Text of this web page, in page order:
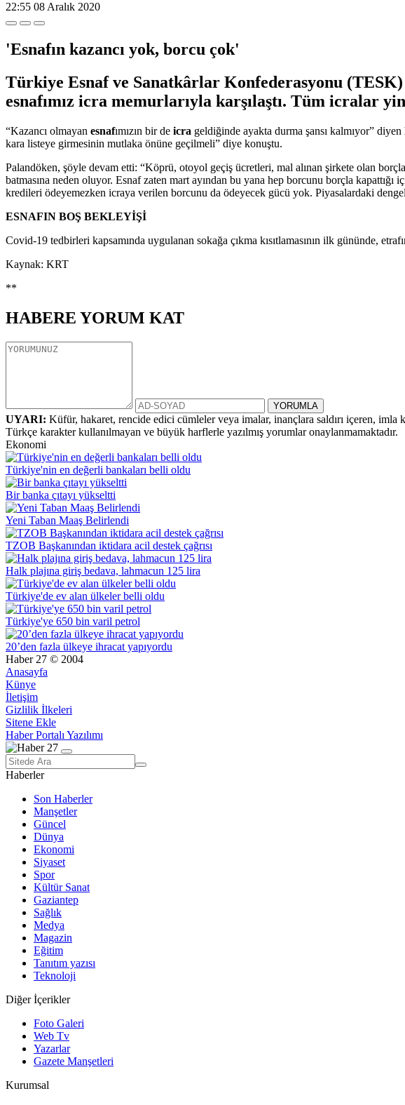
22:55 08 Aralık 2020
'Esnafın kazancı yok, borcu çok'
Türkiye Esnaf ve Sanatkârlar Konfederasyonu
esnafımız icra memurlarıyla karşılaştı. Tüm icralar
“Kazancı olmayan esnafımızın bir de icra geldiğinde ayakta durma şansı kalmıyor” diyen
kara listeye girmesinin mutlaka önüne geçilmeli” diye konuştu.
Palandöken, şöyle devam etti: “Köprü, otoyol geçiş ücretleri, mal alınan şirkete olan
batmasına neden oluyor. Esnaf zaten mart ayından bu yana hep borcunu borçla
kredileri ödeyemezken icraya verilen borcunu da ödeyecek gücü yok. Piyasalardaki
ESNAFIN BOŞ BEKLEYİŞİ
Covid-19 tedbirleri kapsamında uygulanan sokağa çıkma kısıtlamasının ilk gününde,
Kaynak: KRT
**
HABERE YORUM KAT
UYARI: Küfür, hakaret, rencide edici cümleler veya imalar, inançlara saldırı içeren, imla
Türkçe karakter kullanılmayan ve büyük harflerle yazılmış yorumlar onaylanmamaktadır.
Ekonomi
Türkiye'nin en değerli bankaları belli oldu
Bir banka çıtayı yükseltti
Yeni Taban Maaş Belirlendi
TZOB Başkanından iktidara acil destek çağrısı
Halk plajına giriş bedava, lahmacun 125 lira
Türkiye'de ev alan ülkeler belli oldu
Türkiye'ye 650 bin varil petrol
20’den fazla ülkeye ihracat yapıyordu
Haber 27 © 2004
Anasayfa
Künye
İletişim
Gizlilik İlkeleri
Sitene Ekle
Haber Portalı Yazılımı
Haberler
Son Haberler
Manşetler
Güncel
Dünya
Ekonomi
Siyaset
Spor
Kültür Sanat
Gaziantep
Sağlık
Medya
Magazin
Eğitim
Tanıtım yazısı
Teknoloji
Diğer İçerikler
Foto Galeri
Web Tv
Yazarlar
Gazete Manşetleri
Kurumsal